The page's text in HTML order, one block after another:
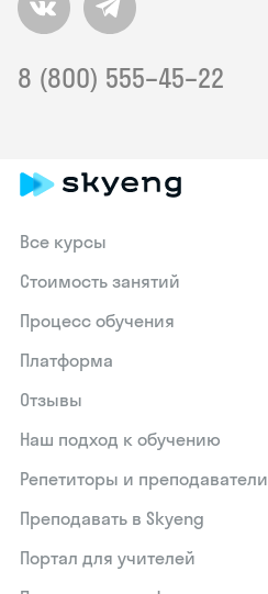
8 (800) 555–45–22
Все курсы
Стоимость занятий
Процесс обучения
Платформа
Отзывы
Наш подход к обучению
Репетиторы и преподаватели
Преподавать в Skyeng
Портал для учителей